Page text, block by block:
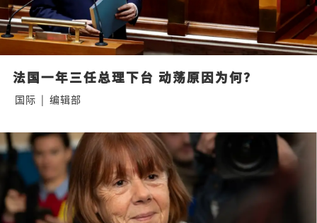
法国一年三任总理下台 动荡原因为何？
国际 | 编辑部